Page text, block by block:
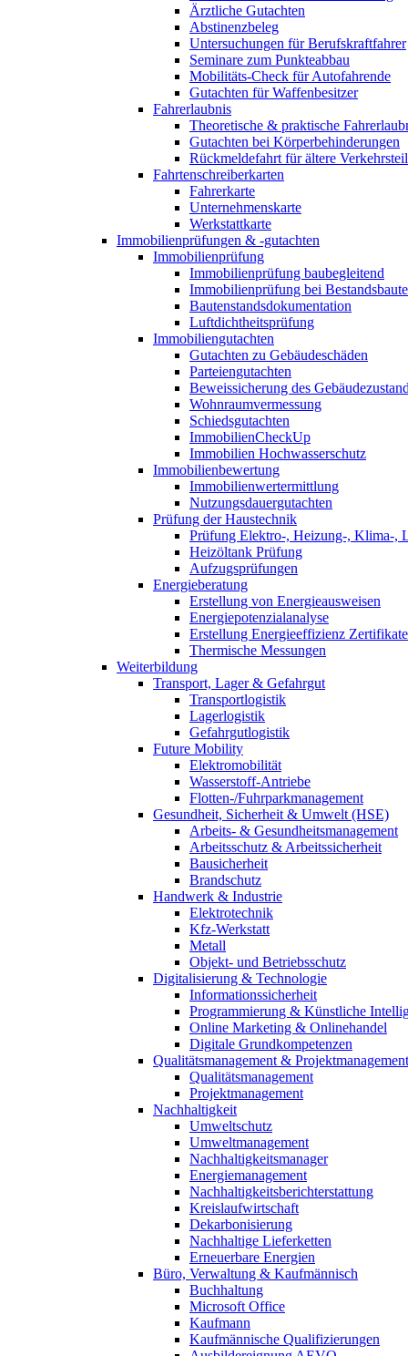
Ärztliche Gutachten
Abstinenzbeleg
Untersuchungen für Berufskraftfahrer
Seminare zum Punkteabbau
Mobilitäts-Check für Autofahrende
Gutachten für Waffenbesitzer
Fahrerlaubnis
Theoretische & praktische
Gutachten bei Körperbehinderungen
Rückmeldefahrt für ältere
Fahrtenschreiberkarten
Fahrerkarte
Unternehmenskarte
Werkstattkarte
Immobilienprüfungen & -gutachten
Immobilienprüfung
Immobilienprüfung baubegleitend
Immobilienprüfung bei
Bautenstandsdokumentation
Luftdichtheitsprüfung
Immobiliengutachten
Gutachten zu Gebäudeschäden
Parteiengutachten
Beweissicherung des
Wohnraumvermessung
Schiedsgutachten
ImmobilienCheckUp
Immobilien Hochwasserschutz
Immobilienbewertung
Immobilienwertermittlung
Nutzungsdauergutachten
Prüfung der Haustechnik
Prüfung Elektro-, Heizung-, Klima-,
Heizöltank Prüfung
Aufzugsprüfungen
Energieberatung
Erstellung von Energieausweisen
Energiepotenzialanalyse
Erstellung Energieeffizienz Zertifikate
Thermische Messungen
Weiterbildung
Transport, Lager & Gefahrgut
Transportlogistik
Lagerlogistik
Gefahrgutlogistik
Future Mobility
Elektromobilität
Wasserstoff-Antriebe
Flotten-/Fuhrparkmanagement
Gesundheit, Sicherheit & Umwelt (HSE)
Arbeits- & Gesundheitsmanagement
Arbeitsschutz & Arbeitssicherheit
Bausicherheit
Brandschutz
Handwerk & Industrie
Elektrotechnik
Kfz-Werkstatt
Metall
Objekt- und Betriebsschutz
Digitalisierung & Technologie
Informationssicherheit
Programmierung & Künstliche
Online Marketing & Onlinehandel
Digitale Grundkompetenzen
Qualitätsmanagement & Projektmanagement
Qualitätsmanagement
Projektmanagement
Nachhaltigkeit
Umweltschutz
Umweltmanagement
Nachhaltigkeitsmanager
Energiemanagement
Nachhaltigkeitsberichterstattung
Kreislaufwirtschaft
Dekarbonisierung
Nachhaltige Lieferketten
Erneuerbare Energien
Büro, Verwaltung & Kaufmännisch
Buchhaltung
Microsoft Office
Kaufmann
Kaufmännische Qualifizierungen